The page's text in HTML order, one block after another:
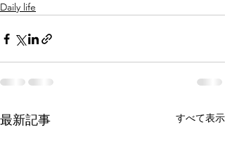
Daily life
最新記事 すべて表示